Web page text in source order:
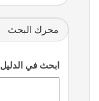
محرك البحث
ابحث في الدليل